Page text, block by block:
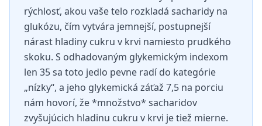
rýchlosť, akou vaše telo rozkladá sacharidy na
glukózu, čím vytvára jemnejší, postupnejší
nárast hladiny cukru v krvi namiesto prudkého
skoku. S odhadovaným glykemickým indexom
len 35 sa toto jedlo pevne radí do kategórie
„nízky“, a jeho glykemická záťaž 7,5 na porciu
nám hovorí, že *množstvo* sacharidov
zvyšujúcich hladinu cukru v krvi je tiež mierne.